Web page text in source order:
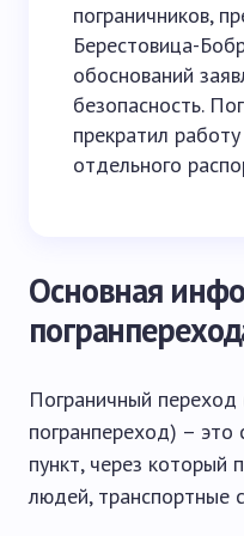
пограничников,
Берестовица-
обоснований
безопасность.
прекратил
отдельного
Основная
Пограничный переход
погранпереход) –
пункт, через который
людей, транспортные